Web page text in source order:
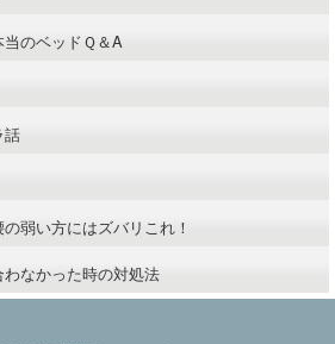
のベッドＱ＆A
話
弱い方にはズバリこれ！
なかった時の対処法